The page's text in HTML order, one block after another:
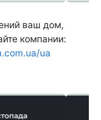
ваш дом,
компании:
ua